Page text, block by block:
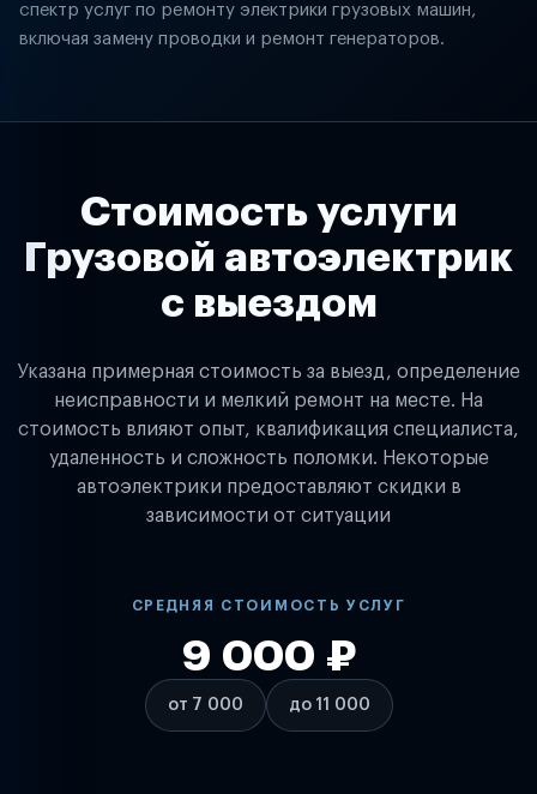
спектр услуг по ремонту электрики грузовых машин,
включая замену проводки и ремонт генераторов.
Стоимость услуги
Грузовой автоэлектрик
с выездом
Указана примерная стоимость за выезд, определение
неисправности и мелкий ремонт на месте. На
стоимость влияют опыт, квалификация специалиста,
удаленность и сложность поломки. Некоторые
автоэлектрики предоставляют скидки в
зависимости от ситуации
СРЕДНЯЯ СТОИМОСТЬ УСЛУГ
от 7 000
9 000 ₽
до 11 000